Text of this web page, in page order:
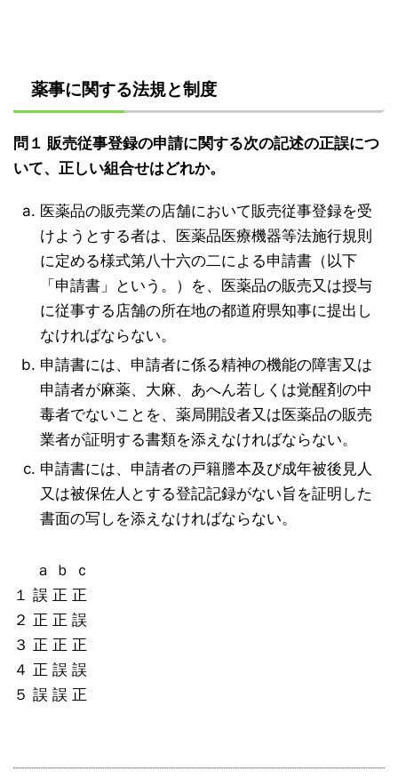
薬事に関する法規と制度
問１ 販売従事登録の申請に関する次の記述の正誤につ
いて、正しい組合せはどれか。
医薬品の販売業の店舗において販売従事登録を受
けようとする者は、医薬品医療機器等法施行規則
に定める様式第八十六の二による申請書（以下
「申請書」という。）を、医薬品の販売又は授与
に従事する店舗の所在地の都道府県知事に提出し
なければならない。
申請書には、申請者に係る精神の機能の障害又は
申請者が麻薬、大麻、あへん若しくは覚醒剤の中
毒者でないことを、薬局開設者又は医薬品の販売
業者が証明する書類を添えなければならない。
申請書には、申請者の戸籍謄本及び成年被後見人
又は被保佐人とする登記記録がない旨を証明した
書面の写しを添えなければならない。
ａ ｂ ｃ
１ 誤 正 正
２ 正 正 誤
３ 正 正 正
４ 正 誤 誤
５ 誤 誤 正